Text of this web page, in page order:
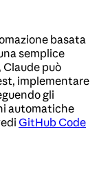
basata
semplice
Claude può
implementare
gli
automatiche
GitHub Code